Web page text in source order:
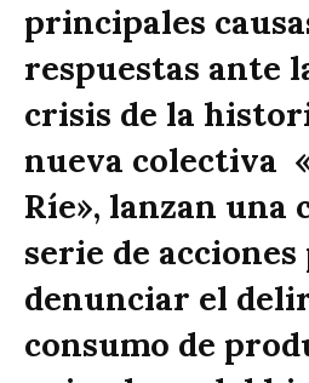
principales
respuestas ante
crisis de la
nueva colectiva
Ríe», lanzan una
serie de acciones
denunciar el
consumo de